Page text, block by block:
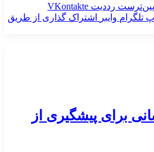
‫پین‌ترست ‫رددیت ‫VKontakte
تلگرام وایبر
اشتراک گذاری از طریق
برای پیشگیری از